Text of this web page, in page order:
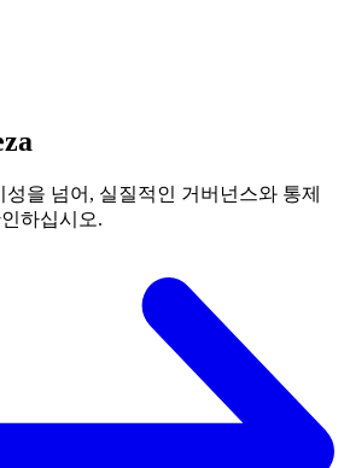
성을 넘어, 실질적인 거버넌스와 통제
하십시오.